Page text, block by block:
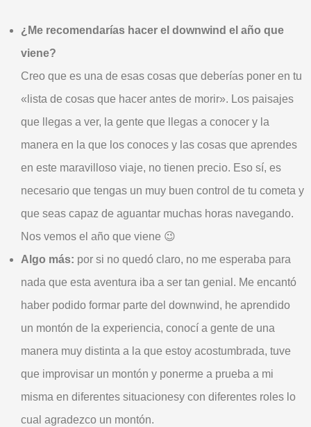
¿Me recomendarías hacer el downwind el año que
viene?
Creo que es una de esas cosas que deberías poner en tu
«lista de cosas que hacer antes de morir». Los paisajes
que llegas a ver, la gente que llegas a conocer y la
manera en la que los conoces y las cosas que aprendes
en este maravilloso viaje, no tienen precio. Eso sí, es
necesario que tengas un muy buen control de tu cometa y
que seas capaz de aguantar muchas horas navegando.
Nos vemos el año que viene 😉
Algo más: por si no quedó claro, no me esperaba para
nada que esta aventura iba a ser tan genial. Me encantó
haber podido formar parte del downwind, he aprendido
un montón de la experiencia, conocí a gente de una
manera muy distinta a la que estoy acostumbrada, tuve
que improvisar un montón y ponerme a prueba a mi
misma en diferentes situacionesy con diferentes roles lo
cual agradezco un montón.